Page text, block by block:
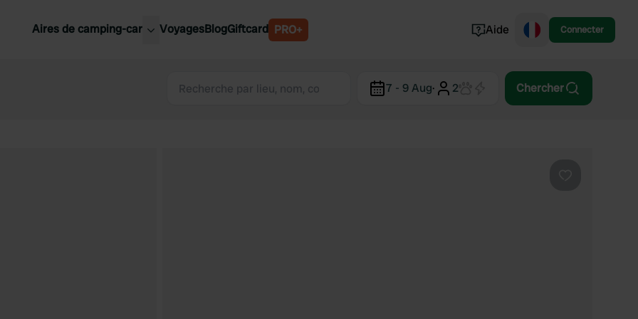
Aires de camping-car
Slovénie
VoyagesBlogGiftcard PRO+ Aide Connecter
7 - 9 Aug· 2 Chercher